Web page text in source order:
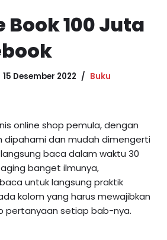
Book 100 Juta
15 Desember 2022 Buku
online shop pemula, dengan
dipahami dan mudah dimengerti
baca dalam waktu 30
banget ilmunya,
untuk langsung praktik
kolom yang harus mewajibkan
pertanyaan setiap bab-nya.